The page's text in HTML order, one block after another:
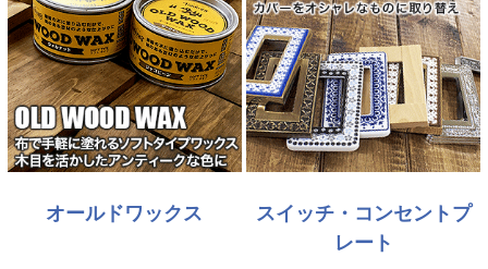
オールドワックス
スイッチ・コンセントプ
レート